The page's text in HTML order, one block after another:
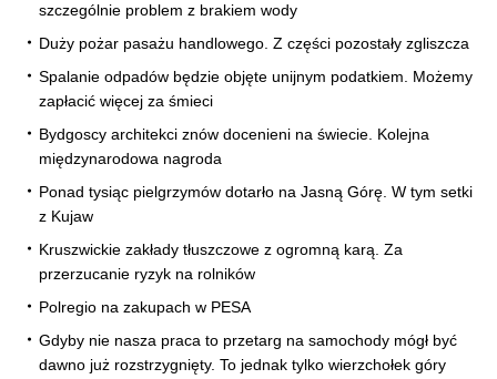
szczególnie problem z brakiem wody
Duży pożar pasażu handlowego. Z części pozostały zgliszcza
Spalanie odpadów będzie objęte unijnym podatkiem. Możemy
zapłacić więcej za śmieci
Bydgoscy architekci znów docenieni na świecie. Kolejna
międzynarodowa nagroda
Ponad tysiąc pielgrzymów dotarło na Jasną Górę. W tym setki
z Kujaw
Kruszwickie zakłady tłuszczowe z ogromną karą. Za
przerzucanie ryzyk na rolników
Polregio na zakupach w PESA
Gdyby nie nasza praca to przetarg na samochody mógł być
dawno już rozstrzygnięty. To jednak tylko wierzchołek góry